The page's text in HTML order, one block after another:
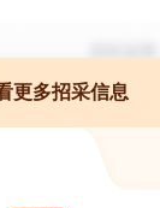
更多招采信息